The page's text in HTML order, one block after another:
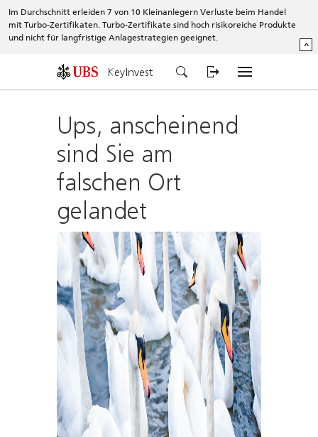
Im Durchschnitt erleiden 7 von 10 Kleinanlegern Verluste beim Handel
mit Turbo-Zertifikaten. Turbo-Zertifikate sind hoch risikoreiche Produkte
und nicht für langfristige Anlagestrategien geeignet.
^
KeyInvest
Ups, anscheinend
sind Sie am
falschen Ort
gelandet